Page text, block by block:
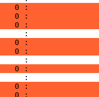
0 :
0 :
0 :
:
0 :
0 :
:
0 :
:
0 :
0 :